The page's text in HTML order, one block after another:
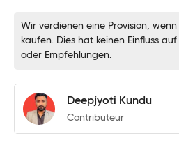
Wir verdienen eine Provision,
kaufen. Dies hat keinen Einfluss
oder Empfehlungen.
Deepjyoti Kundu
Contributeur